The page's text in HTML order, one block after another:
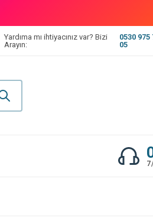
Yardıma mı ihtiyacınız var? Bizi
Arayın:
0530 975
05